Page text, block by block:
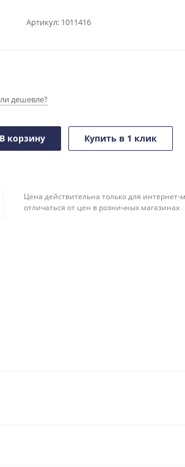
Артикул: 1011416
дешевле?
В корзину Купить в 1 клик
Цена действительна только для
отличаться от цен в розничных магазинах